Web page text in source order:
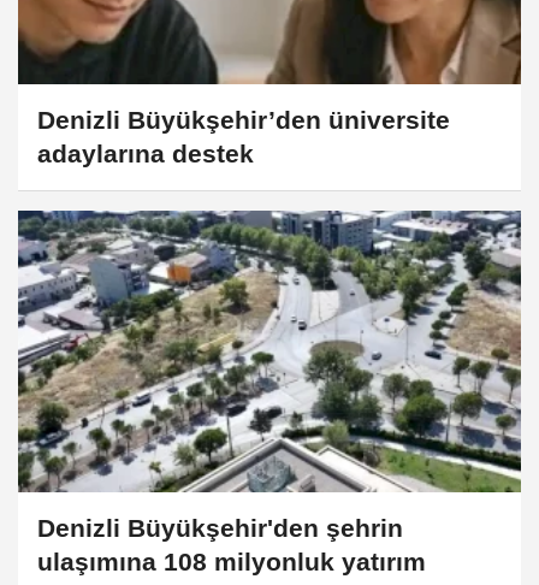
Denizli Büyükşehir’den üniversite
adaylarına destek
Denizli Büyükşehir'den şehrin
ulaşımına 108 milyonluk yatırım